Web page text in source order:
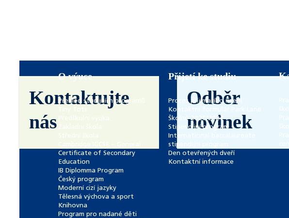
Kontaktujte
nás
Odběr
novinek
O výuce
Přehled studijních programů
Tiny Tots
Předškolní výuka
Základní škola
Střední škola
Cambridge IGCSE – General
Certificate of Secondary
Education
IB Diplomma Program
Český program
Moderní cizí jazyky
Tělesná výchova a sport
Knihovna
Program pro nadané děti
Přijetí ke studiu
Proces příjímacího řízení
Kontaktní formulář Park Lane
Školné 2026/2027
Stipendijní program
International baccalaureate
stipendijní program
Den otevřených dveří
Kontaktní informace